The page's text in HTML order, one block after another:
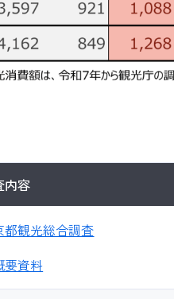
内容
都観光総合調査
要資料